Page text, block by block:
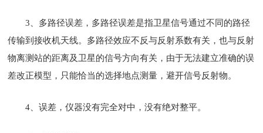
3、多路径误差，多路径误差是指卫星信号通过不同的路径
传输到接收机天线。多路径效应不反与反射系数有关，也与反射
物离测站的距离及卫星的信号方向有关，由于无法建立准确的误
差改正模型，只能恰当的选择地点测量，避开信号反射物。
4、误差，仪器没有完全对中，没有绝对整平。